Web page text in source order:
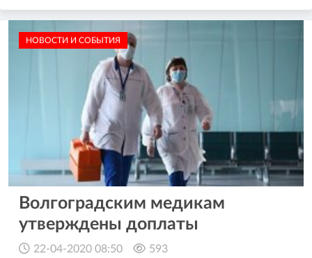
НОВОСТИ И СОБЫТИЯ
Волгоградским медикам
утверждены доплаты
22-04-2020 08:50 593